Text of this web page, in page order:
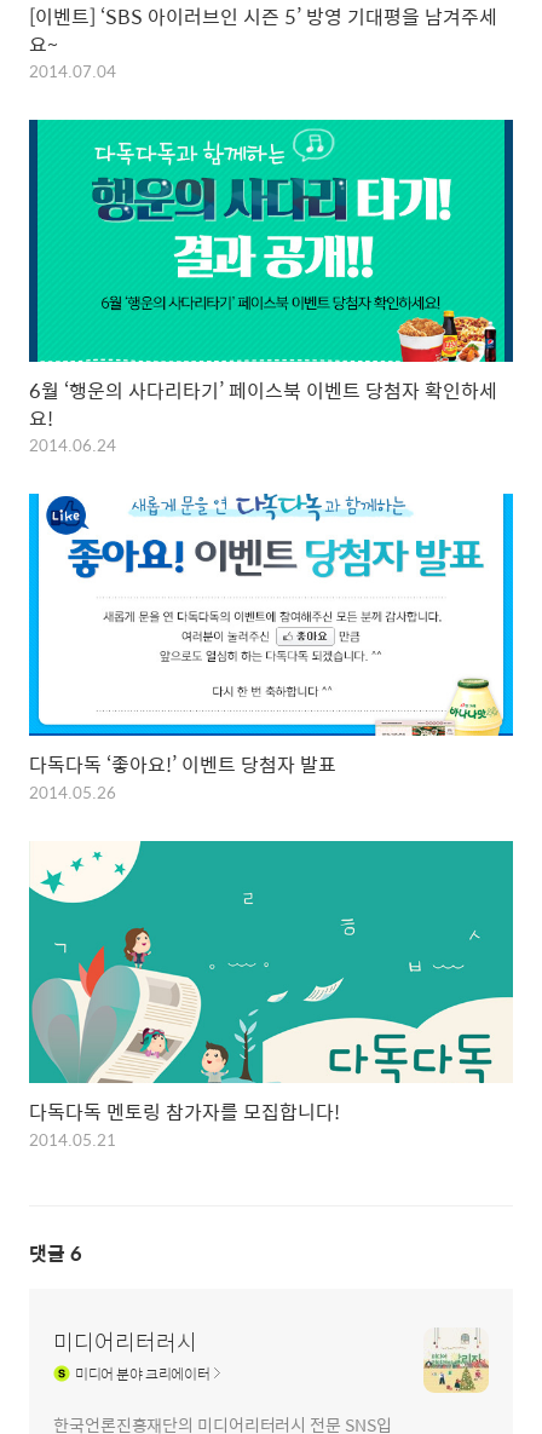
[이벤트] ‘SBS 아이러브인 시즌 5’ 방영 기대평을 남겨주세
요~
2014.07.04
6월 ‘행운의 사다리타기’ 페이스북 이벤트 당첨자 확인하세
요!
2014.06.24
다독다독 ‘좋아요!’ 이벤트 당첨자 발표
2014.05.26
다독다독 멘토링 참가자를 모집합니다!
2014.05.21
댓글 6
미디어리터러시
미디어분야 크리에이터
한국언론진흥재단의 미디어리터러시 전문 SNS입